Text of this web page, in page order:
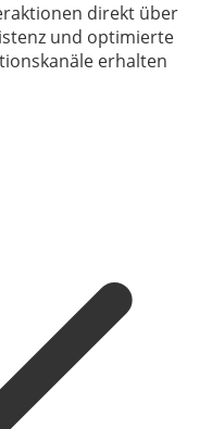
direkt über
und optimierte
erhalten